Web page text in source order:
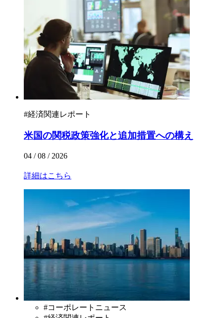
#経済関連レポート
米国の関税政策強化と追加措置への構え
04 / 08 / 2026
詳細はこちら
#コーポレートニュース